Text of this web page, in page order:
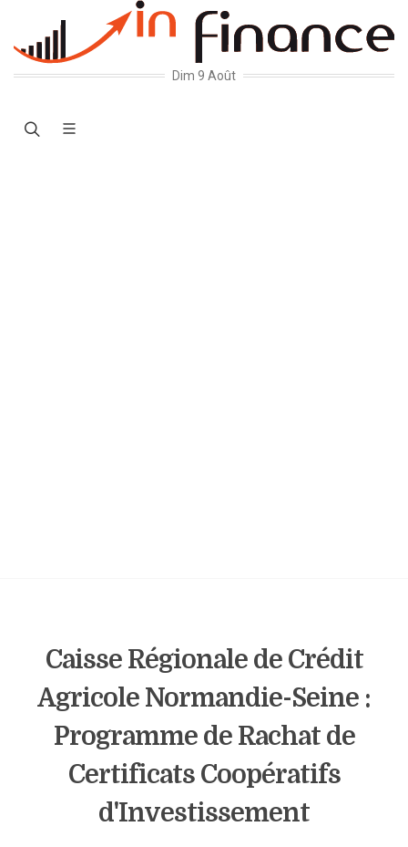
Dim 9 Août
Caisse Régionale de Crédit
Agricole Normandie-Seine :
Programme de Rachat de
Certificats Coopératifs
d'Investissement